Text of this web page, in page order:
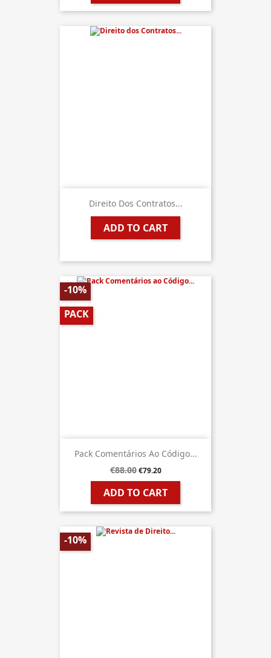
Direito Dos Contratos...
ADD TO CART
Pack Comentários Ao Código...
€88.00 €79.20
ADD TO CART
-10%
PACK
-10%